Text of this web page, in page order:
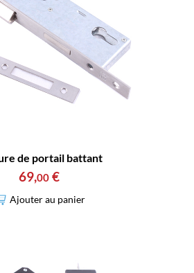
de portail battant
69,00 €
Ajouter au panier